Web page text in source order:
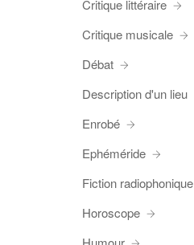
Critique littéraire
Critique musicale
Débat
Description d'un lieu
Enrobé
Ephéméride
Fiction radiophonique
Horoscope